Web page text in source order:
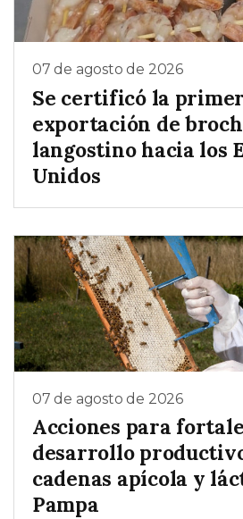
07 de agosto de 2026
Se certificó la
exportación de
langostino hacia los
Unidos
07 de agosto de 2026
Acciones para
desarrollo
cadenas apícola y
Pampa